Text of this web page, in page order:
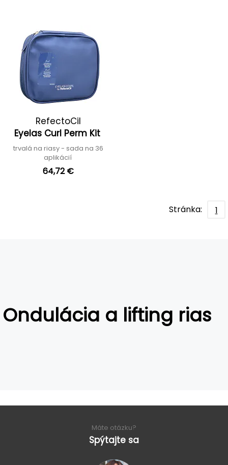
RefectoCil
Eyelas Curl Perm Kit
trvalá na riasy - sada na 36
aplikácií
64,72 €
Stránka: 1
Ondulácia a lifting rias
Máte otázku?
Spýtajte sa